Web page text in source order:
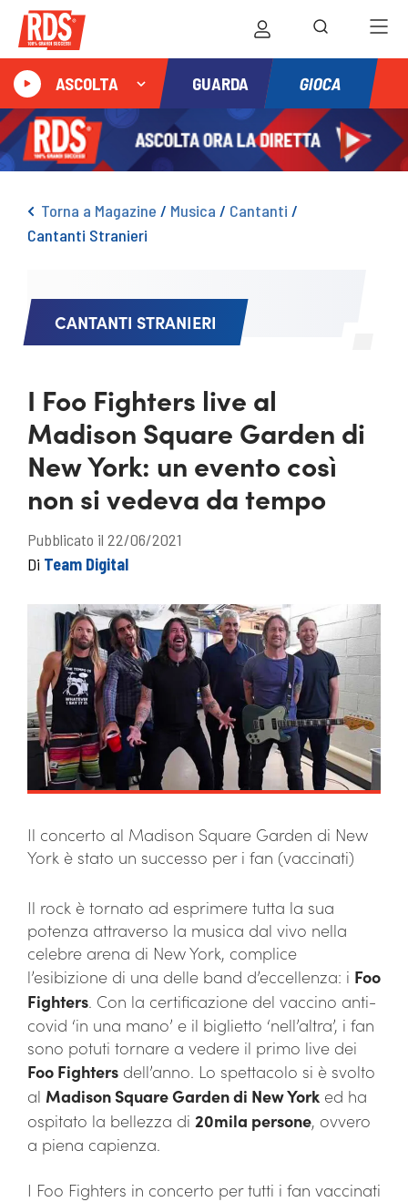
ASCOLTA GUARDA GIOCA
Torna a Magazine / Musica / Cantanti /
Cantanti Stranieri
CANTANTI STRANIERI
I Foo Fighters live al
Madison Square Garden di
New York: un evento così
non si vedeva da tempo
Pubblicato il 22/06/2021
Di Team Digital
Il concerto al Madison Square Garden di New
York è stato un successo per i fan (vaccinati)
Il rock è tornato ad esprimere tutta la sua
potenza attraverso la musica dal vivo nella
celebre arena di New York, complice
l’esibizione di una delle band d’eccellenza: i Foo
Fighters. Con la certificazione del vaccino anti-
covid ‘in una mano’ e il biglietto ‘nell’altra’, i fan
sono potuti tornare a vedere il primo live dei
Foo Fighters dell’anno. Lo spettacolo si è svolto
al Madison Square Garden di New Yorked ha
ospitato la bellezza di 20mila persone, ovvero
a piena capienza.
I Foo Fighters in concerto per tutti i fan vaccinati